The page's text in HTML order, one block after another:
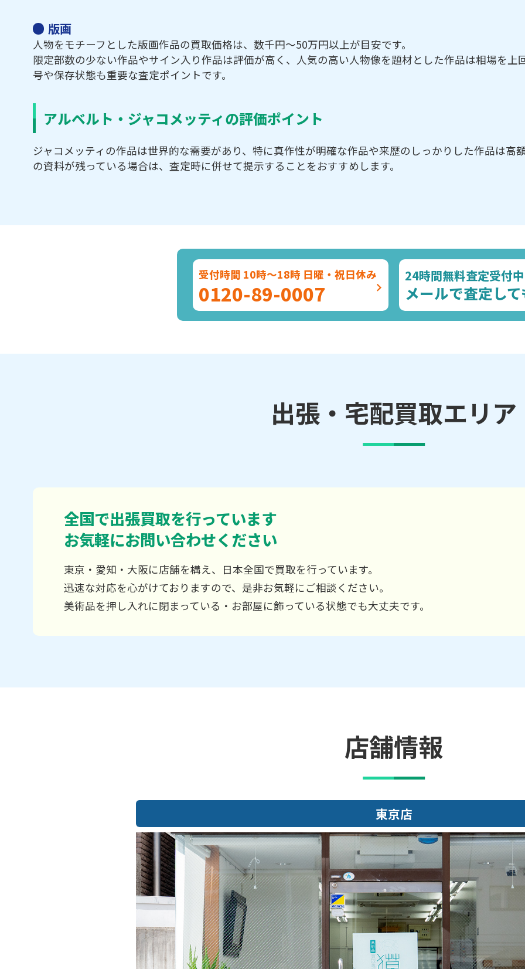
版画
人物をモチーフとした版画作品の買取価格は、数千円～50万円以上が目安です。
限定部数の少ない作品やサイン入り作品は評価が高く、人気の高い人物像を題材とした作品は相場を上
号や保存状態も重要な査定ポイントです。
アルベルト・ジャコメッティの評価ポイント
ジャコメッティの作品は世界的な需要があり、特に真作性が明確な作品や来歴のしっかりした作品は高
の資料が残っている場合は、査定時に併せて提示することをおすすめします。
受付時間 10時～18時 日曜・祝日休み
0120-89-0007
24時間無料査定受付中
メールで査定し
出張・宅配買取エリア
全国で出張買取を行っています
お気軽にお問い合わせください
東京・愛知・大阪に店舗を構え、日本全国で買取を行っています。
迅速な対応を心がけておりますので、是非お気軽にご相談ください。
美術品を押し入れに閉まっている・お部屋に飾っている状態でも大丈夫です。
店舗情報
東京店